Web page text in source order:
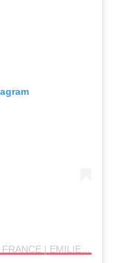
A POST SHARED BY STEPHEN KING FRANCE | EMILIE (@STEPHENKINGFR)